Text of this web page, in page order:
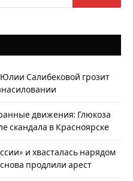
Салибековой грозит
движения: Глюкоза
скандала в Красноярске
и хвасталась нарядом
продлили арест